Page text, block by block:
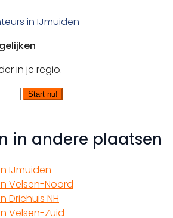
in IJmuiden
in je regio.
Start nu!
in andere plaatsen
IJmuiden
Velsen-Noord
Driehuis NH
Velsen-Zuid